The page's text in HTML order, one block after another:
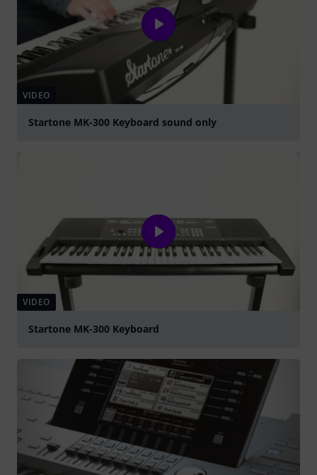
VIDEO
Startone MK-300 Keyboard sound only
VIDEO
Startone MK-300 Keyboard